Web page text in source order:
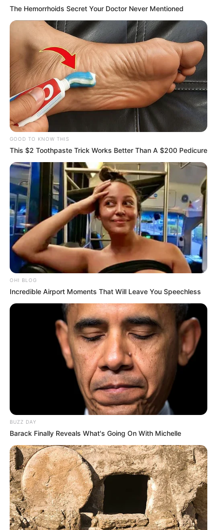
The Hemorrhoids Secret Your Doctor Never Mentioned
GOOD TO KNOW THIS
This $2 Toothpaste Trick Works Better Than A $200 Pedicure
OHI BLOG
Incredible Airport Moments That Will Leave You Speechless
BUZZ DAY
Barack Finally Reveals What's Going On With Michelle